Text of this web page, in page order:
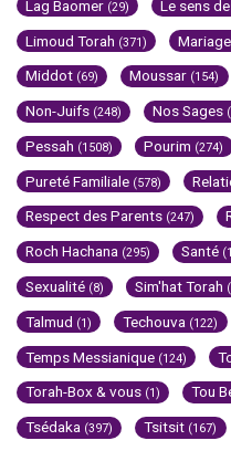
Lag Baomer (29) Le sens
Limoud Torah (371) Mariage
Middot (69) Moussar (154)
Non-Juifs (248) Nos Sages
Pessah (1508) Pourim (274)
Pureté Familiale (578)
Respect des Parents (247)
Roch Hachana (295) Santé
Sexualité (8) Sim'hat Torah
Talmud (1) Techouva (122)
Temps Messianique (124)
Torah-Box & vous (1) Tou
Tsédaka (397) Tsitsit (167)